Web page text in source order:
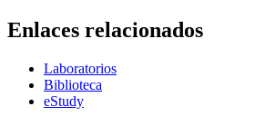
Enlaces relacionados
Laboratorios
Biblioteca
eStudy